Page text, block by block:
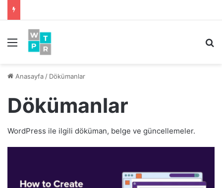
Menü
Anasayfa / Dökümanlar
Dökümanlar
WordPress ile ilgili döküman, belge ve güncellemeler.